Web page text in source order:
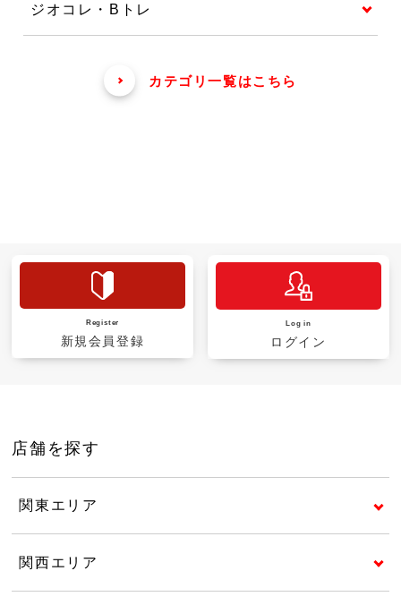
ジオコレ・Bトレ
カテゴリ一覧はこちら
Register
新規会員登録
Log in
ログイン
店舗を探す
関東エリア
関西エリア